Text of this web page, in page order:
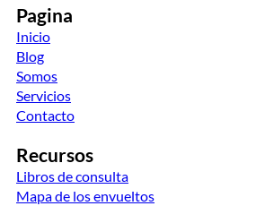
Pagina
Inicio
Blog
Somos
Servicios
Contacto
Recursos
Libros de consulta
Mapa de los envueltos